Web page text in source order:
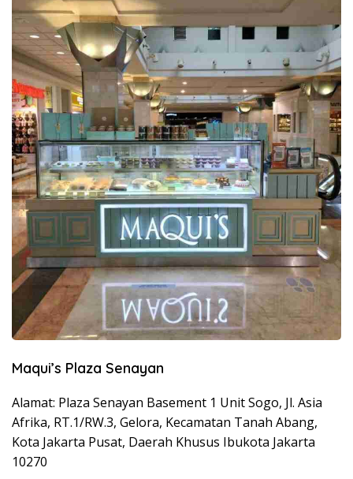
Maqui’s Plaza Senayan
Alamat: Plaza Senayan Basement 1 Unit Sogo, Jl. Asia
Afrika, RT.1/RW.3, Gelora, Kecamatan Tanah Abang,
Kota Jakarta Pusat, Daerah Khusus Ibukota Jakarta
10270